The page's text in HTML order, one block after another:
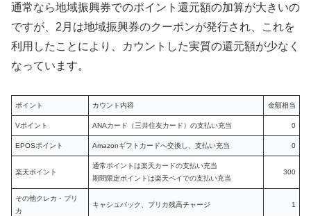
通常なら地域振興券でのポイント還元額の加算が大きいの
ですが、2月は地域振興券のクーポンが発行され、これを
利用したことにより、カウントした実質の還元額が少なく
なっています。
ポイント カウント内容 金額相当
Vポイント ANAカード（三井住友カード）の支払い充当 0
EPOSポイント Amazonギフトカードへ交換し、支払い充当 0
楽天ポイント
通常ポイントは楽天カードの支払い充当
期間限定ポイントは楽天ペイでの支払い充当
300
その他クレカ・プリ
カ
キャシュバック、プリカ残高チャージ 1